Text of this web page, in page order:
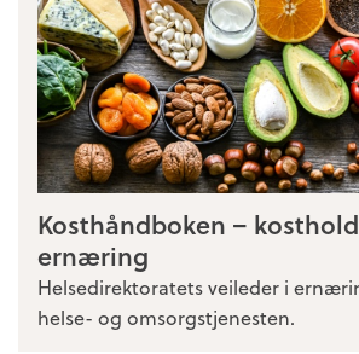
Kosthåndboken –
ernæring
Helsedirektoratets veileder i
helse- og omsorgstjenesten.